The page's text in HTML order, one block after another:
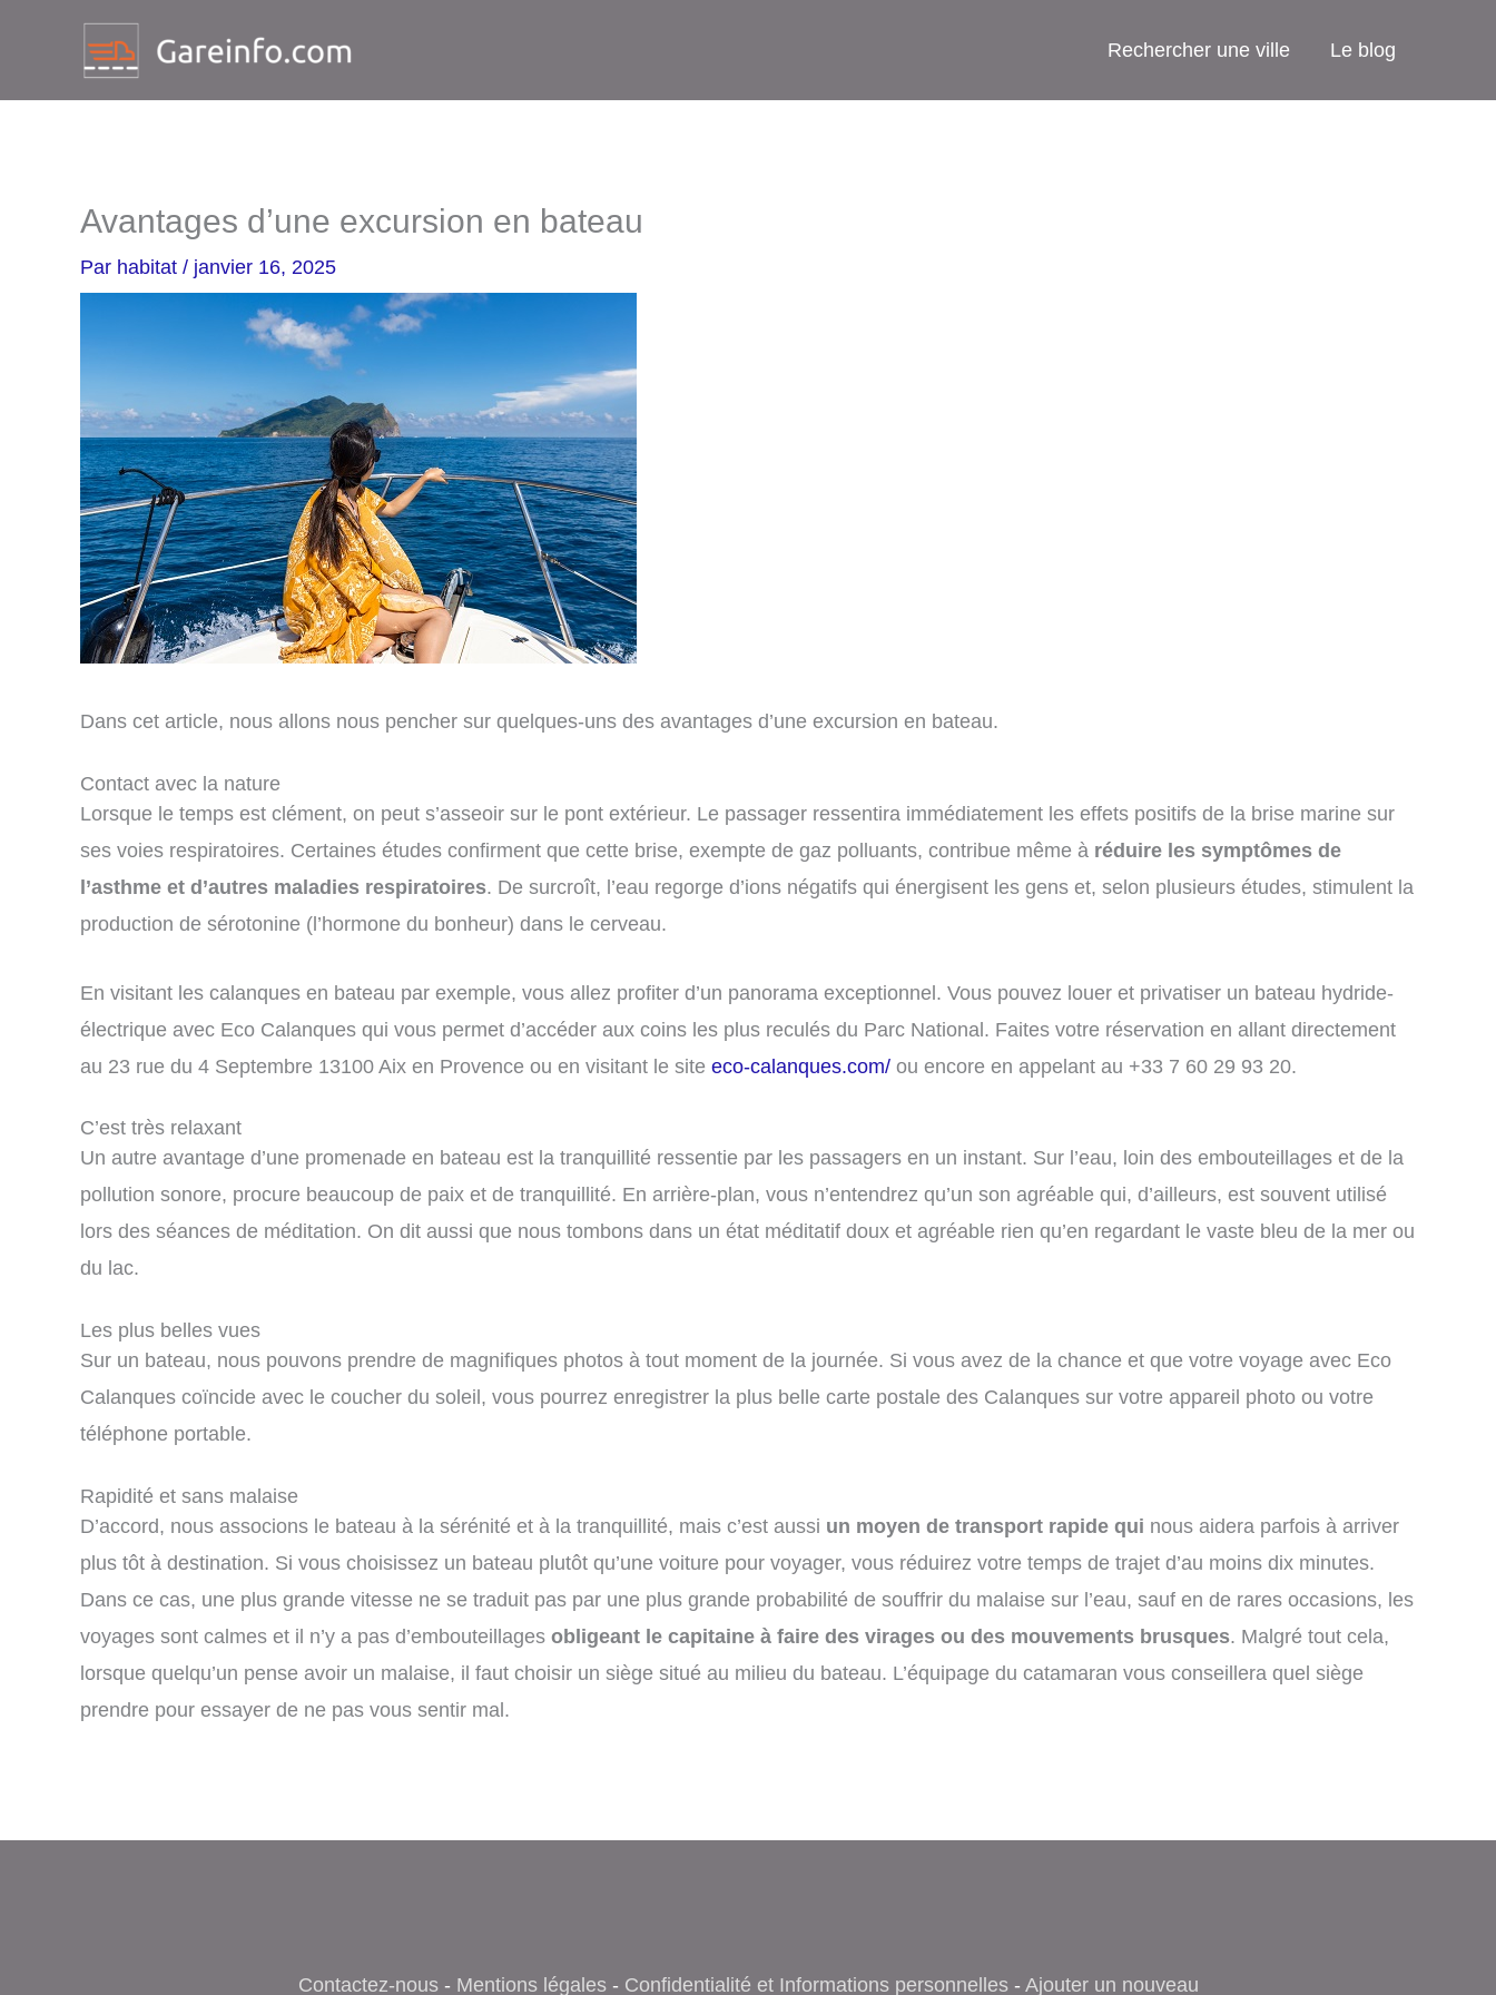
Rechercher une ville Le blog
Avantages d’une excursion en bateau
Par habitat / janvier 16, 2025
Dans cet article, nous allons nous pencher sur quelques-uns des avantages d’une excursion en bateau.
Contact avec la nature
Lorsque le temps est clément, on peut s’asseoir sur le pont extérieur. Le passager ressentira immédiatement les effets positifs de la brise marine sur
ses voies respiratoires. Certaines études confirment que cette brise, exempte de gaz polluants, contribue même à réduire les symptômes de
l’asthme et d’autres maladies respiratoires. De surcroît, l’eau regorge d’ions négatifs qui énergisent les gens et, selon plusieurs études, stimulent la
production de sérotonine (l’hormone du bonheur) dans le cerveau.
En visitant les calanques en bateau par exemple, vous allez profiter d’un panorama exceptionnel. Vous pouvez louer et privatiser un bateau hydride-
électrique avec Eco Calanques qui vous permet d’accéder aux coins les plus reculés du Parc National. Faites votre réservation en allant directement
au 23 rue du 4 Septembre 13100 Aix en Provence ou en visitant le site eco-calanques.com/ ou encore en appelant au +33 7 60 29 93 20.
C’est très relaxant
Un autre avantage d’une promenade en bateau est la tranquillité ressentie par les passagers en un instant. Sur l’eau, loin des embouteillages et de la
pollution sonore, procure beaucoup de paix et de tranquillité. En arrière-plan, vous n’entendrez qu’un son agréable qui, d’ailleurs, est souvent utilisé
lors des séances de méditation. On dit aussi que nous tombons dans un état méditatif doux et agréable rien qu’en regardant le vaste bleu de la mer ou
du lac.
Les plus belles vues
Sur un bateau, nous pouvons prendre de magnifiques photos à tout moment de la journée. Si vous avez de la chance et que votre voyage avec Eco
Calanques coïncide avec le coucher du soleil, vous pourrez enregistrer la plus belle carte postale des Calanques sur votre appareil photo ou votre
téléphone portable.
Rapidité et sans malaise
D’accord, nous associons le bateau à la sérénité et à la tranquillité, mais c’est aussi un moyen de transport rapide qui nous aidera parfois à arriver
plus tôt à destination. Si vous choisissez un bateau plutôt qu’une voiture pour voyager, vous réduirez votre temps de trajet d’au moins dix minutes.
Dans ce cas, une plus grande vitesse ne se traduit pas par une plus grande probabilité de souffrir du malaise sur l’eau, sauf en de rares occasions, les
voyages sont calmes et il n’y a pas d’embouteillages obligeant le capitaine à faire des virages ou des mouvements brusques. Malgré tout cela,
lorsque quelqu’un pense avoir un malaise, il faut choisir un siège situé au milieu du bateau. L’équipage du catamaran vous conseillera quel siège
prendre pour essayer de ne pas vous sentir mal.
Contactez-nous- Mentions légales- Confidentialité et Informations personnelles- Ajouter un nouveau